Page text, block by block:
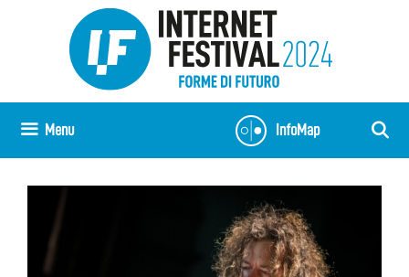
InfoMap
Menu